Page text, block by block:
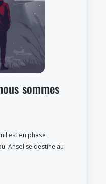
sommes
est en phase
Ansel se destine au